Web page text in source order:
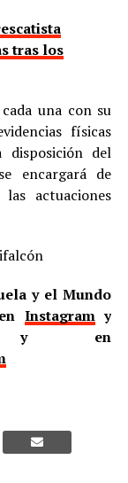
tras los
una con su
físicas
disposición del
encargará de
actuaciones
y el Mundo
Instagramy
en